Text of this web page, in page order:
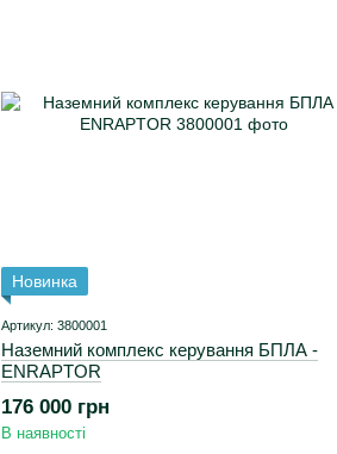
Новинка
Артикул: 3800001
Наземний комплекс керування БПЛА -
ENRAPTOR
176 000 грн
В наявності